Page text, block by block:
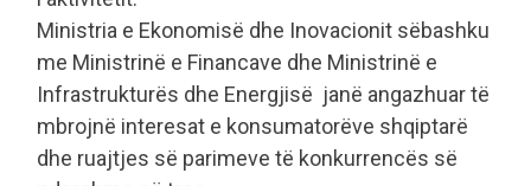
Ministria e Ekonomisë dhe Inovacionit sëbashku
me Ministrinë e Financave dhe Ministrinë e
Infrastrukturës dhe Energjisë janë angazhuar të
mbrojnë interesat e konsumatorëve shqiptarë
dhe ruajtjes së parimeve të konkurrencës së